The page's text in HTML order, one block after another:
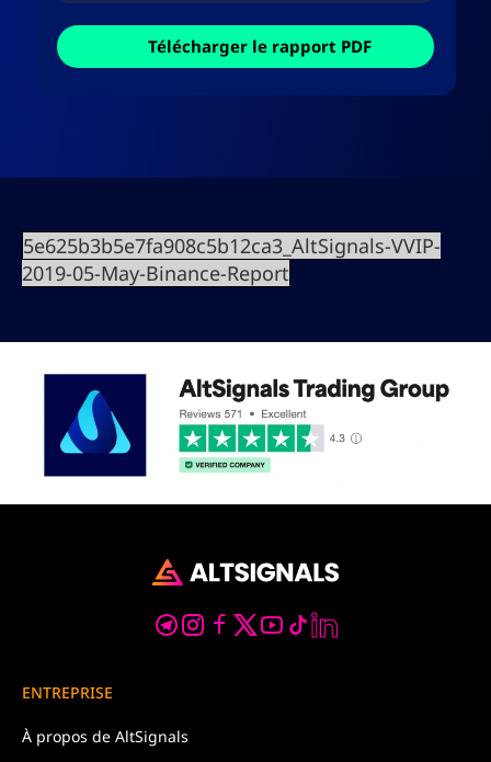
Télécharger le rapport PDF
5e625b3b5e7fa908c5b12ca3_AltSignals-VVIP-
2019-05-May-Binance-Report
ENTREPRISE
À propos de AltSignals